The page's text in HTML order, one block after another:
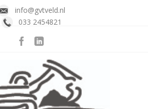
info@gvtveld.nl
033 2454821